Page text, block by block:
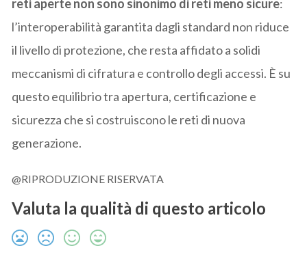
reti aperte non sono sinonimo di reti meno sicure:
l’interoperabilità garantita dagli standard non riduce
il livello di protezione, che resta affidato a solidi
meccanismi di cifratura e controllo degli accessi. È su
questo equilibrio tra apertura, certificazione e
sicurezza che si costruiscono le reti di nuova
generazione.
@RIPRODUZIONE RISERVATA
Valuta la qualità di questo articolo